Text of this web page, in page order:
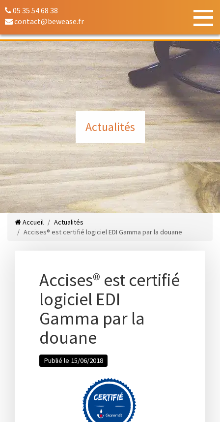
05 35 54 68 38
contact@bewease.fr
Actualités
Accueil
Actualités
Accises® est certifié logiciel EDI Gamma par la douane
Accises® est certifié
logiciel EDI
Gamma par la
douane
Publié le 15/06/2018